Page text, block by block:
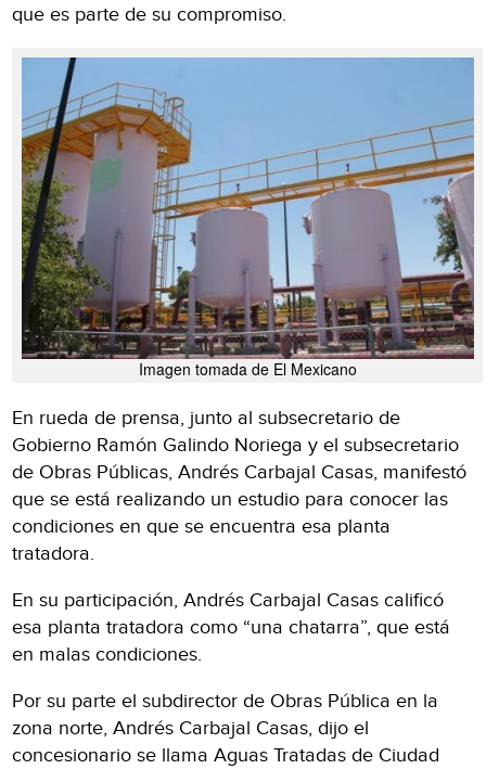
que es parte de su compromiso.
Imagen tomada de El Mexicano
En rueda de prensa, junto al subsecretario de
Gobierno Ramón Galindo Noriega y el subsecretario
de Obras Públicas, Andrés Carbajal Casas, manifestó
que se está realizando un estudio para conocer las
condiciones en que se encuentra esa planta
tratadora.
En su participación, Andrés Carbajal Casas calificó
esa planta tratadora como “una chatarra”, que está
en malas condiciones.
Por su parte el subdirector de Obras Pública en la
zona norte, Andrés Carbajal Casas, dijo el
concesionario se llama Aguas Tratadas de Ciudad